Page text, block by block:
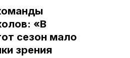
«В
сезон мало
зрения